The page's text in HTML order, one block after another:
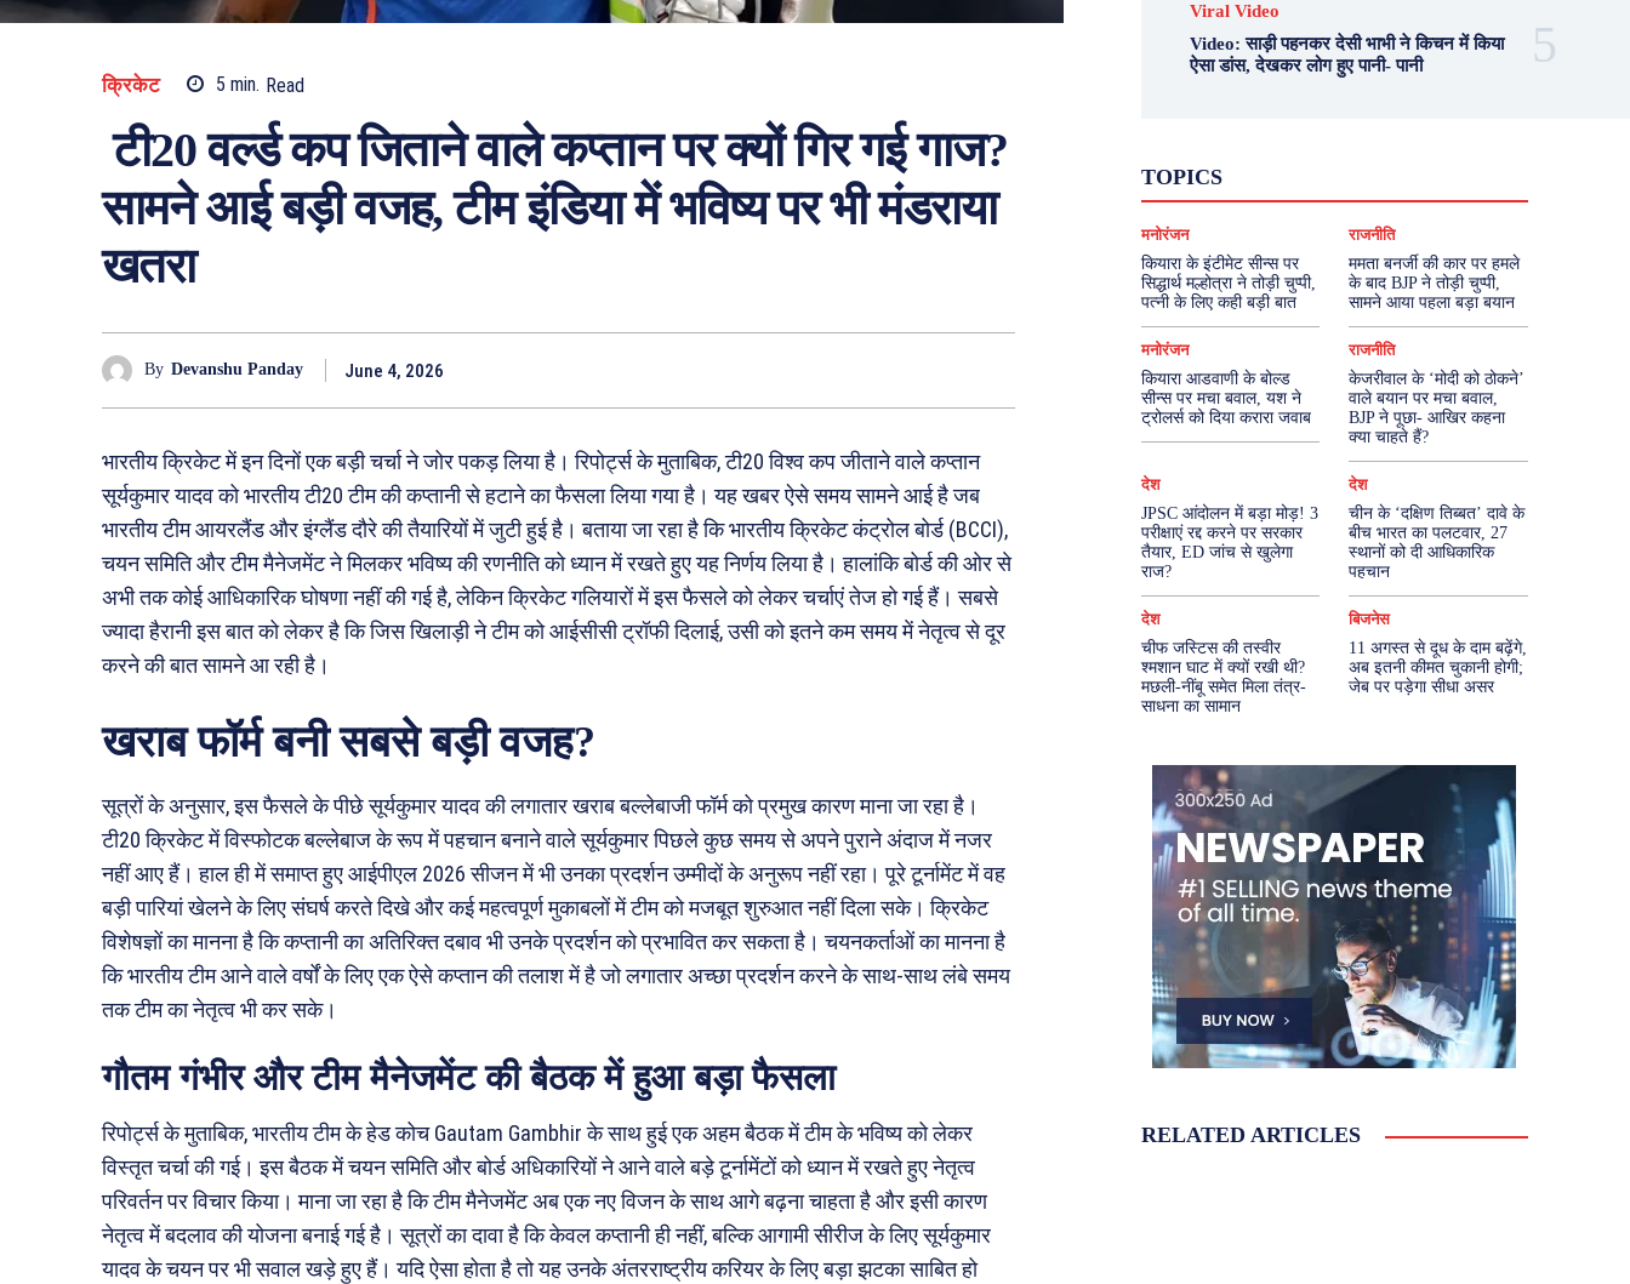
क्रिकेट 5 min. Read
टी20 वर्ल्ड कप जिताने वाले कप्तान पर क्यों गिर गई गाज?
सामने आई बड़ी वजह, टीम इंडिया में भविष्य पर भी मंडराया
खतरा
By Devanshu Panday June 4, 2026
भारतीय क्रिकेट में इन दिनों एक बड़ी चर्चा ने जोर पकड़ लिया है। रिपोर्ट्स के मुताबिक, टी20 विश्व कप जीताने वाले कप्तान
सूर्यकुमार यादव को भारतीय टी20 टीम की कप्तानी से हटाने का फैसला लिया गया है। यह खबर ऐसे समय सामने आई है जब
भारतीय टीम आयरलैंड और इंग्लैंड दौरे की तैयारियों में जुटी हुई है। बताया जा रहा है कि भारतीय क्रिकेट कंट्रोल बोर्ड (BCCI),
चयन समिति और टीम मैनेजमेंट ने मिलकर भविष्य की रणनीति को ध्यान में रखते हुए यह निर्णय लिया है। हालांकि बोर्ड की ओर से
अभी तक कोई आधिकारिक घोषणा नहीं की गई है, लेकिन क्रिकेट गलियारों में इस फैसले को लेकर चर्चाएं तेज हो गई हैं। सबसे
ज्यादा हैरानी इस बात को लेकर है कि जिस खिलाड़ी ने टीम को आईसीसी ट्रॉफी दिलाई, उसी को इतने कम समय में नेतृत्व से दूर
करने की बात सामने आ रही है।
खराब फॉर्म बनी सबसे बड़ी वजह?
सूत्रों के अनुसार, इस फैसले के पीछे सूर्यकुमार यादव की लगातार खराब बल्लेबाजी फॉर्म को प्रमुख कारण माना जा रहा है।
टी20 क्रिकेट में विस्फोटक बल्लेबाज के रूप में पहचान बनाने वाले सूर्यकुमार पिछले कुछ समय से अपने पुराने अंदाज में नजर
नहीं आए हैं। हाल ही में समाप्त हुए आईपीएल 2026 सीजन में भी उनका प्रदर्शन उम्मीदों के अनुरूप नहीं रहा। पूरे टूर्नामेंट में वह
बड़ी पारियां खेलने के लिए संघर्ष करते दिखे और कई महत्वपूर्ण मुकाबलों में टीम को मजबूत शुरुआत नहीं दिला सके। क्रिकेट
विशेषज्ञों का मानना है कि कप्तानी का अतिरिक्त दबाव भी उनके प्रदर्शन को प्रभावित कर सकता है। चयनकर्ताओं का मानना है
कि भारतीय टीम आने वाले वर्षों के लिए एक ऐसे कप्तान की तलाश में है जो लगातार अच्छा प्रदर्शन करने के साथ-साथ लंबे समय
तक टीम का नेतृत्व भी कर सके।
गौतम गंभीर और टीम मैनेजमेंट की बैठक में हुआ बड़ा फैसला
रिपोर्ट्स के मुताबिक, भारतीय टीम के हेड कोच Gautam Gambhir के साथ हुई एक अहम बैठक में टीम के भविष्य को लेकर
विस्तृत चर्चा की गई। इस बैठक में चयन समिति और बोर्ड अधिकारियों ने आने वाले बड़े टूर्नामेंटों को ध्यान में रखते हुए नेतृत्व
परिवर्तन पर विचार किया। माना जा रहा है कि टीम मैनेजमेंट अब एक नए विजन के साथ आगे बढ़ना चाहता है और इसी कारण
नेतृत्व में बदलाव की योजना बनाई गई है। सूत्रों का दावा है कि केवल कप्तानी ही नहीं, बल्कि आगामी सीरीज के लिए सूर्यकुमार
यादव के चयन पर भी सवाल खड़े हुए हैं। यदि ऐसा होता है तो यह उनके अंतरराष्ट्रीय करियर के लिए बड़ा झटका साबित हो
Viral Video
Video: साड़ी पहनकर देसी भाभी ने किचन में किया
ऐसा डांस, देखकर लोग हुए पानी- पानी
TOPICS
दुनिया
मनोरंजन
राजनीति वास्तु शास्त्र
More
मनोरंजन
कियारा के इंटीमेट सीन्स पर
सिद्धार्थ मल्होत्रा ने तोड़ी चुप्पी,
पत्नी के लिए कही बड़ी बात
राजनीति
ममता बनर्जी की कार पर हमले
के बाद BJP ने तोड़ी चुप्पी,
सामने आया पहला बड़ा बयान
मनोरंजन
कियारा आडवाणी के बोल्ड
सीन्स पर मचा बवाल, यश ने
ट्रोलर्स को दिया करारा जवाब
राजनीति
केजरीवाल के ‘मोदी को ठोकने’
वाले बयान पर मचा बवाल,
BJP ने पूछा- आखिर कहना
क्या चाहते हैं?
देश
JPSC आंदोलन में बड़ा मोड़! 3
परीक्षाएं रद्द करने पर सरकार
तैयार, ED जांच से खुलेगा
राज?
देश
चीन के ‘दक्षिण तिब्बत’ दावे के
बीच भारत का पलटवार, 27
स्थानों को दी आधिकारिक
पहचान
देश
चीफ जस्टिस की तस्वीर
श्मशान घाट में क्यों रखी थी?
मछली-नींबू समेत मिला तंत्र-
साधना का सामान
बिजनेस
11 अगस्त से दूध के दाम बढ़ेंगे,
अब इतनी कीमत चुकानी होगी;
जेब पर पड़ेगा सीधा असर
RELATED ARTICLES